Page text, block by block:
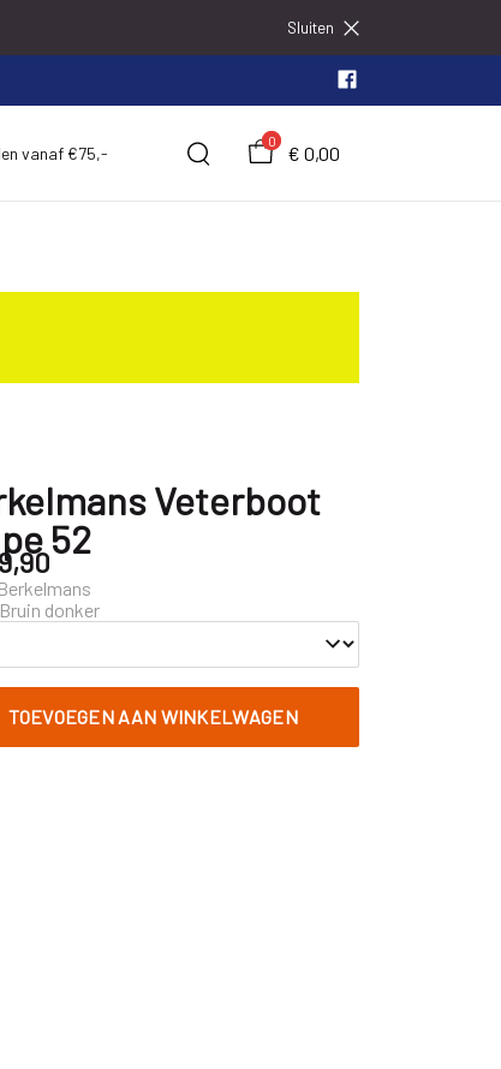
Sluiten
vanaf €75,-
0
€ 0,00
Veterboot
52
Berkelmans
Bruin donker
TOEVOEGEN AAN WINKELWAGEN